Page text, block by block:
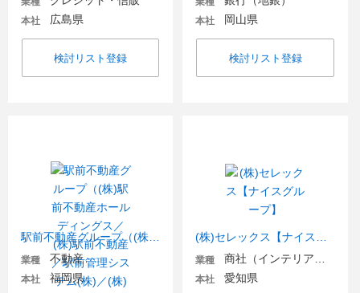
本社 広島県
検討リスト登録
本社 岡山県
検討リスト登録
業種 不動産
本社 福岡県
業種
本社 愛知県